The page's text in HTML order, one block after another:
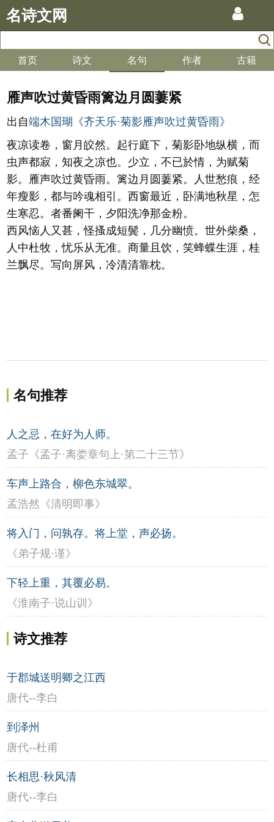
名诗文网
首页 诗文 名句 作者 古籍
雁声吹过黄昏雨篱边月圆萋紧
出自端木国瑚《齐天乐·菊影雁声吹过黄昏雨》
夜凉读卷，窗月皎然。起行庭下，菊影卧地纵横，而
虫声都寂，知夜之凉也。少立，不已於情，为赋菊
影。雁声吹过黄昏雨。篱边月圆萋紧。人世愁痕，经
年瘦影，都与吟魂相引。西窗最近，卧满地秋星，怎
生寒忍。者番阑干，夕阳洗净那金粉。
西风恼人又甚，怪搔成短鬓，几分幽愤。世外柴桑，
人中杜牧，忧乐从无准。商量且饮，笑蜂蝶生涯，桂
兰飘尽。写向屏风，冷清清靠枕。
名句推荐
人之忌，在好为人师。
孟子《孟子·离娄章句上·第二十三节》
车声上路合，柳色东城翠。
孟浩然《清明即事》
将入门，问孰存。将上堂，声必扬。
《弟子规·谨》
下轻上重，其覆必易。
《淮南子·说山训》
诗文推荐
于郡城送明卿之江西
唐代--李白
到泽州
唐代--杜甫
长相思·秋风清
唐代--李白